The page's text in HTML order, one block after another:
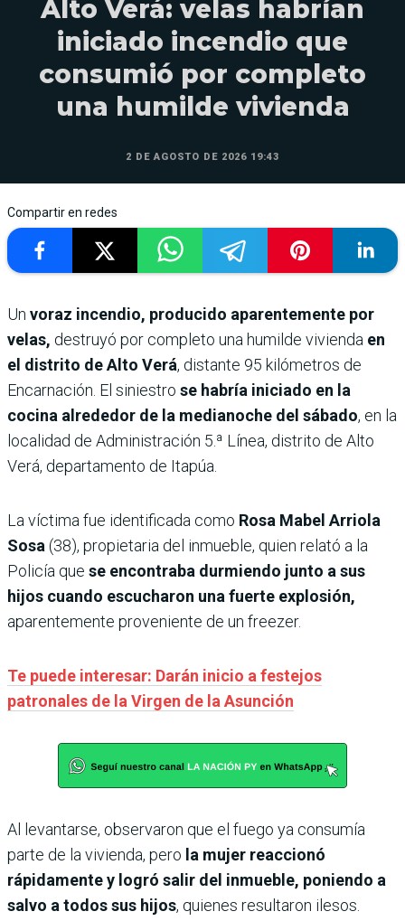
Alto Verá: velas habrían
iniciado incendio que
consumió por completo
una humilde vivienda
2 DE AGOSTO DE 2026 19:43
Compartir en redes
Un voraz incendio, producido aparentemente por
velas, destruyó por completo una humilde vivienda en
el distrito de Alto Verá, distante 95 kilómetros de
Encarnación. El siniestro se habría iniciado en la
cocina alrededor de la medianoche del sábado, en la
localidad de Administración 5.ª Línea, distrito de Alto
Verá, departamento de Itapúa.
La víctima fue identificada como Rosa Mabel Arriola
Sosa(38), propietaria del inmueble, quien relató a la
Policía que se encontraba durmiendo junto a sus
hijos cuando escucharon una fuerte explosión,
aparentemente proveniente de un freezer.
Te puede interesar: Darán inicio a festejos
patronales de la Virgen de la Asunción
Al levantarse, observaron que el fuego ya consumía
parte de la vivienda, pero la mujer reaccionó
rápidamente y logró salir del inmueble, poniendo a
salvo a todos sus hijos, quienes resultaron ilesos.